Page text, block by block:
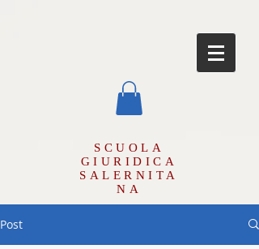
SCUOLA
GIURIDICA
SALERNITA
NA
Post